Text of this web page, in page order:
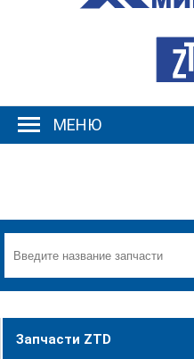
МЕНЮ
Запчасти ZTD